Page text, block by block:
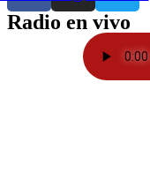
Radio en vivo